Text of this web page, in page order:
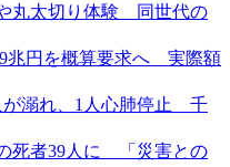
丸太切り体験 同世代の
兆円を概算要求へ 実際額
が溺れ、1人心肺停止 千
死者39人に 「災害との